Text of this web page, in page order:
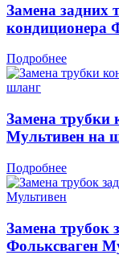
Замена задних
кондиционера
Подробнее
Замена трубки
Мультивен на
Подробнее
Замена трубок
Фольксваген